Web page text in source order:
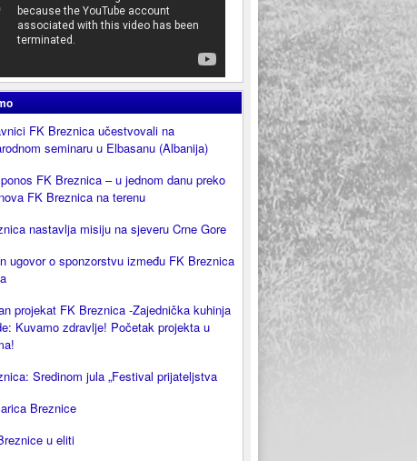
FK Breznica učestvovali na
seminaru u Elbasanu (Albanija)
FK Breznica – u jednom danu preko
FK Breznica na terenu
nastavlja misiju na sjeveru Crne Gore
ugovor o sponzorstvu između FK Breznica
projekat FK Breznica -Zajednička kuhinja
Kuvamo zdravlje! Početak projekta u
Sredinom jula „Festival prijateljstva
Breznice
u eliti